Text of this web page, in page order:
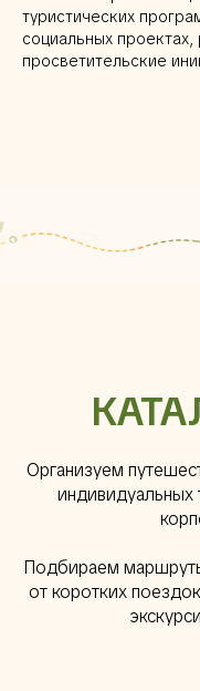
туристических
социальных
просветительские
Организуем
Подбираем
от коротких